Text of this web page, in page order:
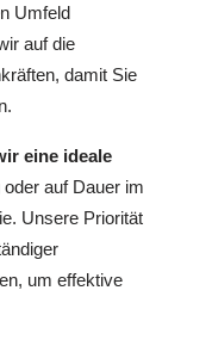
Umfeld
auf die
damit Sie
eine ideale
auf Dauer im
Unsere Priorität
um effektive